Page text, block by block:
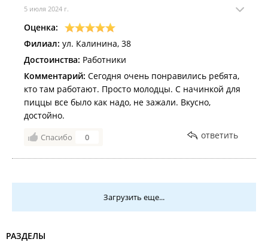
5 июля 2024 г.
Оценка:
Филиал: ул. Калинина, 38
Достоинства: Работники
Комментарий: Сегодня очень понравились ребята,
кто там работают. Просто молодцы. С начинкой для
пиццы все было как надо, не зажали. Вкусно,
достойно.
Спасибо 0 ответить
Загрузить еще...
РАЗДЕЛЫ